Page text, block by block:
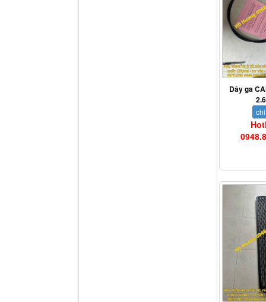
Dây ga